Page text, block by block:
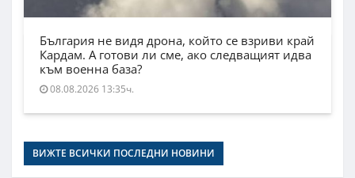
България не видя дрона, който се взриви край
Кардам. А готови ли сме, ако следващият идва
към военна база?
08.08.2026 13:35ч.
ВИЖТЕ ВСИЧКИ ПОСЛЕДНИ НОВИНИ